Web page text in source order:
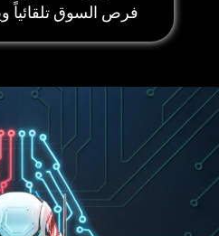
فرص السوق تلقائياً